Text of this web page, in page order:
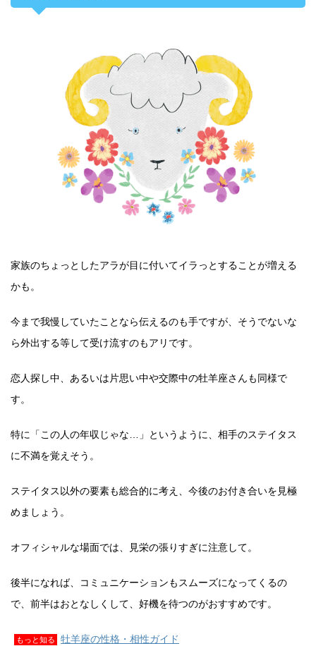
家族のちょっとしたアラが目に付いてイラっとすることが増える
かも。
今まで我慢していたことなら伝えるのも手ですが、そうでないな
ら外出する等して受け流すのもアリです。
恋人探し中、あるいは片思い中や交際中の牡羊座さんも同様で
す。
特に「この人の年収じゃな…」というように、相手のステイタス
に不満を覚えそう。
ステイタス以外の要素も総合的に考え、今後のお付き合いを見極
めましょう。
オフィシャルな場面では、見栄の張りすぎに注意して。
後半になれば、コミュニケーションもスムーズになってくるの
で、前半はおとなしくして、好機を待つのがおすすめです。
もっと知る 牡羊座の性格・相性ガイド